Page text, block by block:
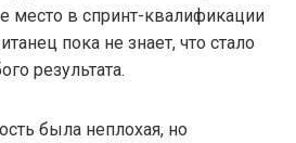
место в спринт-квалификации
пока не знает, что стало
результата.
была неплохая, но